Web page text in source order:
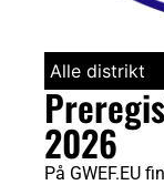
Alle distrikt
2026
På GWEF.EU